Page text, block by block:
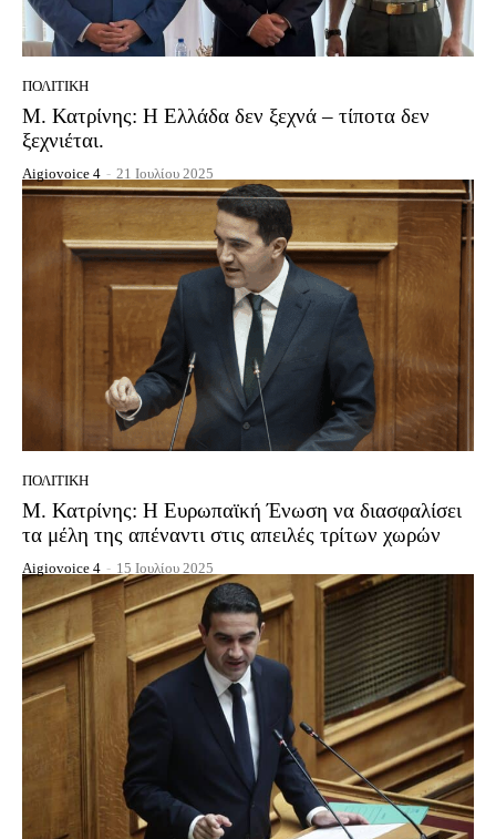
ΠΟΛΙΤΙΚΉ
Μ. Κατρίνης: Η Ελλάδα δεν ξεχνά – τίποτα δεν
ξεχνιέται.
Aigiovoice 4 - 21 Ιουλίου 2025
ΠΟΛΙΤΙΚΉ
Μ. Κατρίνης: Η Ευρωπαϊκή Ένωση να διασφαλίσει
τα μέλη της απέναντι στις απειλές τρίτων χωρών
Aigiovoice 4 - 15 Ιουλίου 2025